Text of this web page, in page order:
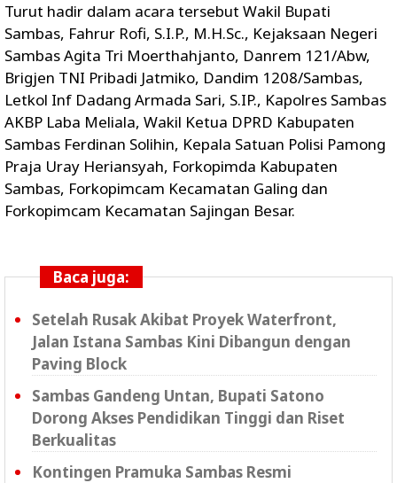
Turut hadir dalam acara tersebut Wakil Bupati
Sambas, Fahrur Rofi, S.I.P., M.H.Sc., Kejaksaan Negeri
Sambas Agita Tri Moerthahjanto, Danrem 121/Abw,
Brigjen TNI Pribadi Jatmiko, Dandim 1208/Sambas,
Letkol Inf Dadang Armada Sari, S.IP., Kapolres Sambas
AKBP Laba Meliala, Wakil Ketua DPRD Kabupaten
Sambas Ferdinan Solihin, Kepala Satuan Polisi Pamong
Praja Uray Heriansyah, Forkopimda Kabupaten
Sambas, Forkopimcam Kecamatan Galing dan
Forkopimcam Kecamatan Sajingan Besar.
Baca juga:
Setelah Rusak Akibat Proyek Waterfront,
Jalan Istana Sambas Kini Dibangun dengan
Paving Block
Sambas Gandeng Untan, Bupati Satono
Dorong Akses Pendidikan Tinggi dan Riset
Berkualitas
Kontingen Pramuka Sambas Resmi